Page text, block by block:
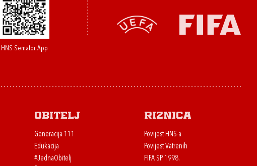
HNS Semafor App
Obitelj
Generacija 111
Edukacija
#JednaObitelj
Riznica
Povijest HNS-a
Povijest Vatrenih
FIFA SP 1998.